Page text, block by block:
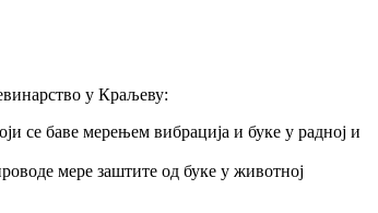
у Краљеву:
се баве мерењем вибрација и буке у радној и
мере заштите од буке у животној